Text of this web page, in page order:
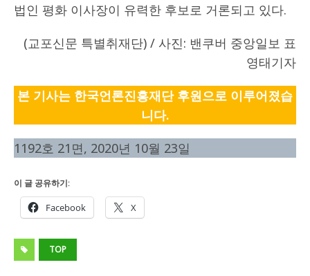
법인 평화 이사장이 유력한 후보로 거론되고 있다.
(교포신문 특별취재단) / 사진: 밴쿠버 중앙일보 표
영태기자
본 기사는 한국언론진흥재단 후원으로 이루어졌습
니다.
1192호 21면, 2020년 10월 23일
이 글 공유하기:
Facebook X
TOP